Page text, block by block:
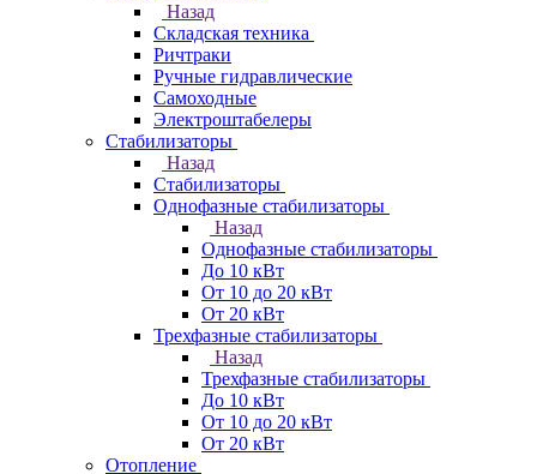
Назад
Складская техника
Ричтраки
Ручные гидравлические
Самоходные
Электроштабелеры
Стабилизаторы
Назад
Стабилизаторы
Однофазные стабилизаторы
Назад
Однофазные стабилизаторы
До 10 кВт
От 10 до 20 кВт
От 20 кВт
Трехфазные стабилизаторы
Назад
Трехфазные стабилизаторы
До 10 кВт
От 10 до 20 кВт
От 20 кВт
Отопление